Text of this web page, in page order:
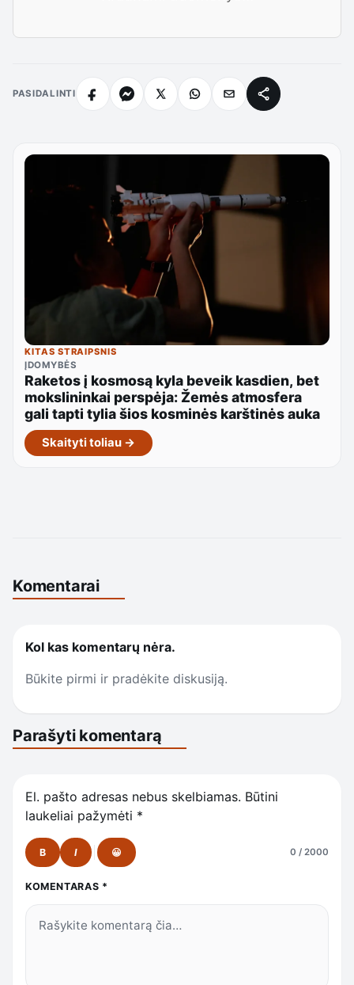
PASIDALINTI
KITAS STRAIPSNIS
ĮDOMYBĖS
Raketos į kosmosą kyla beveik kasdien, bet
mokslininkai perspėja: Žemės atmosfera
gali tapti tylia šios kosminės karštinės auka
Skaityti toliau →
Komentarai
Kol kas komentarų nėra.
Būkite pirmi ir pradėkite diskusiją.
Parašyti komentarą
El. pašto adresas nebus skelbiamas. Būtini
laukeliai pažymėti *
B I 😀 0 / 2000
KOMENTARAS *